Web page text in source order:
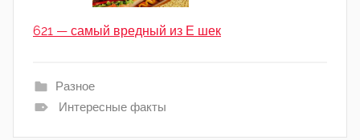
621 — самый вредный из Е шек
Разное
Интересные факты